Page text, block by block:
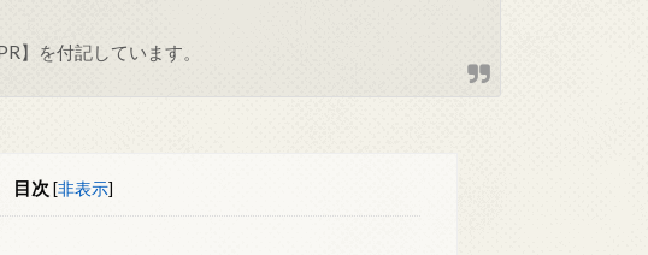
】を付記しています。
目次 [非表示]